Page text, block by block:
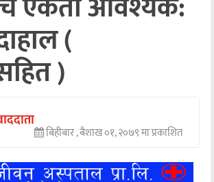
(
)
बिहीबार , बैशाख ०१, २०७९ मा प्रकाशित